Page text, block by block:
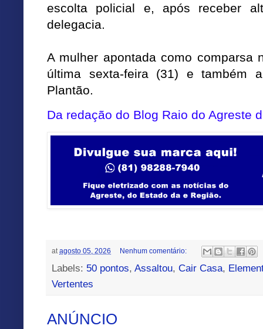
escolta policial e, após receber
delegacia.
A mulher apontada como comparsa
última sexta-feira (31) e também
Plantão.
Da redação do Blog Raio do Agreste
at agosto 05, 2026 Nenhum comentário:
Labels: 50 pontos, Assaltou, Cair Casa,
Vertentes
ANÚNCIO